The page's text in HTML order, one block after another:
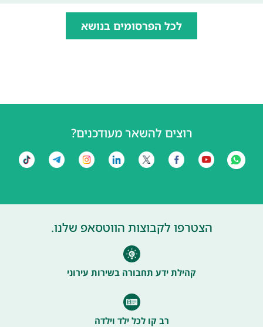
לכל הפרסומים בנושא
רוצים להשאר מעודכנים?
הצטרפו לקבוצות הווטסאפ שלנו.
קהילת ידע תחבורה בשירות עירוני
רב קו לכל ילד וילדה